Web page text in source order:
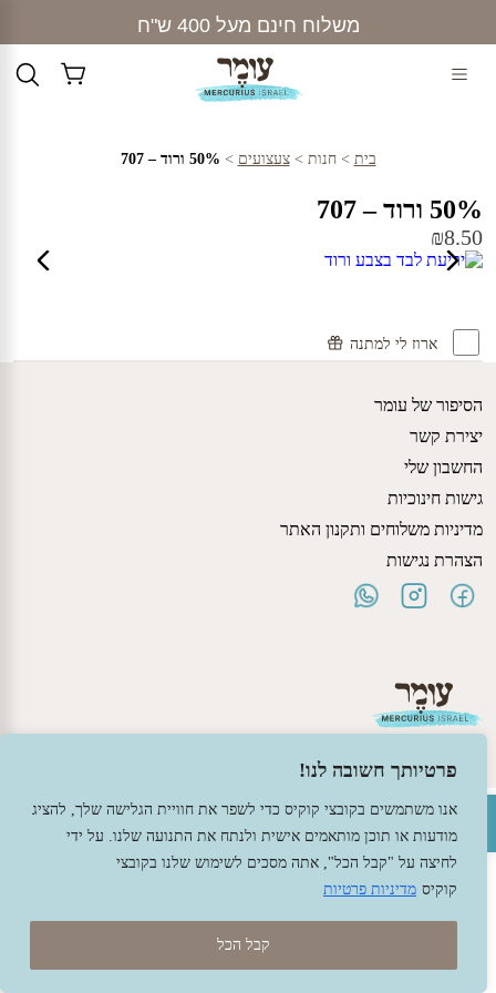
פתח סרגל נגישות
פרטיותך חשובה לנו!
אנו משתמשים בקובצי קוקיס כדי לשפר את חוויית הגלישה שלך, להציג
מודעות או תוכן מותאמים אישית ולנתח את התנועה שלנו. על ידי
לחיצה על "קבל הכל", אתה מסכים לשימוש שלנו בקובצי
קוקיס מדיניות פרטיות
קבל הכל
content
משלוח חינם מעל 400 ש"ח
בית >חנות >צעצועים > 50% ורוד – 707
50% ורוד – 707
₪8.50
ארוז לי למתנה
הסיפור של עומר
יצירת קשר
החשבון שלי
גישות חינוכיות
מדיניות משלוחים ותקנון האתר
הצהרת נגישות
עיצוב -גל פלג , בניה -שמרת דיגיטל - מומחה מחשוב ואינטרנט